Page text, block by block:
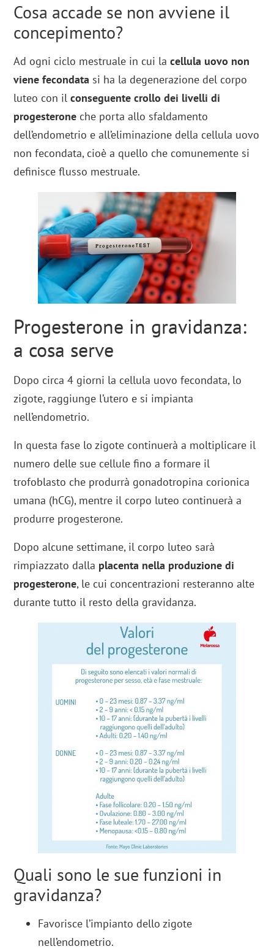
Cosa accade se non avviene il
concepimento?
Ad ogni ciclo mestruale in cui lacellula uovo non
viene fecondata si ha la degenerazione del corpo
luteo con il conseguente crollo dei livelli di
progesterone che porta allo sfaldamento
dell’endometrio e all’eliminazione della cellula uovo
non fecondata, cioè a quello che comunemente si
definisce flusso mestruale.
Progesterone in gravidanza:
a cosa serve
Dopo circa 4 giorni la cellula uovo fecondata, lo
zigote, raggiunge l’utero e si impianta
nell’endometrio.
In questa fase lo zigote continuerà a moltiplicare il
numero delle sue cellule fino a formare il
trofoblasto che produrrà gonadotropina corionica
umana (hCG), mentre il corpo luteo continuerà a
produrre progesterone.
Dopo alcune settimane, il corpo luteo sarà
rimpiazzato dalla placenta nella produzione di
progesterone, le cui concentrazioni resteranno alte
durante tutto il resto della gravidanza.
Quali sono le sue funzioni in
gravidanza?
Favorisce l’impianto dello zigote
nell’endometrio.